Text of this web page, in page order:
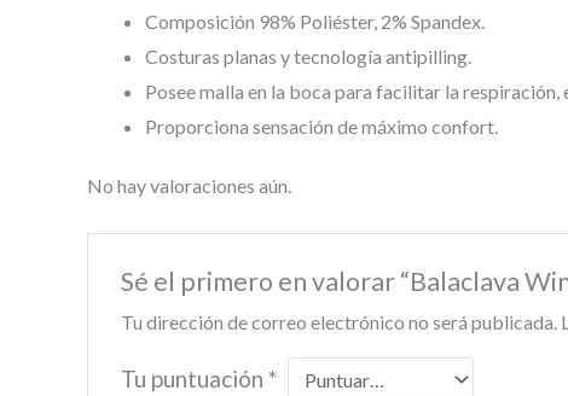
Composición 98% Poliéster, 2% Spandex.
Costuras planas y tecnología antipilling.
Posee malla en la boca para facilitar la
Proporciona sensación de máximo confort.
No hay valoraciones aún.
Sé el primero en valorar “Balaclava
Tu dirección de correo electrónico no será publicada.
Tu puntuación *